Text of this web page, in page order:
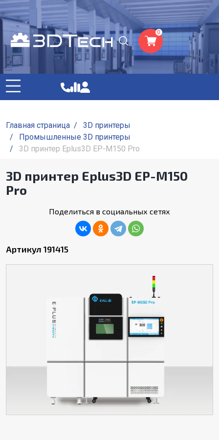
0
Главная страница /
3D принтеры
/
Промышленные 3D принтеры
/
3D принтер Eplus3D EP-M150 Pro
3D принтер Eplus3D EP-M150
Pro
Поделиться в социальных сетях
Артикул 191415